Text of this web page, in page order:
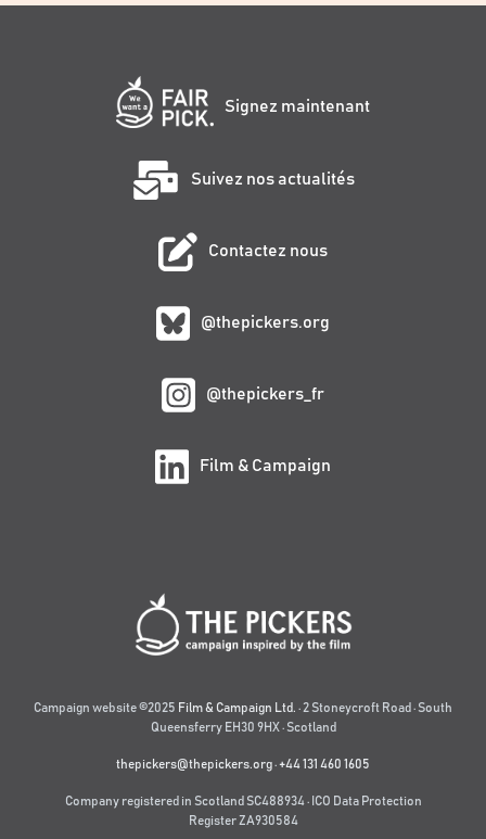
Signez maintenant
Suivez nos actualités
Contactez nous
@thepickers.org
@thepickers_fr
Film & Campaign
Campaign website ©2025 Film & Campaign Ltd. · 2 Stoneycroft Road · South
Queensferry EH30 9HX · Scotland
thepickers@thepickers.org·+44 131 460 1605
Company registered in Scotland SC488934 · ICO Data Protection
Register ZA930584